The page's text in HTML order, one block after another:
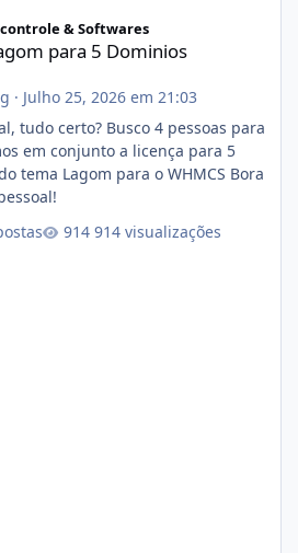
& Softwares
para 5 Dominios
· Julho 25, 2026 em 21:03
tudo certo? Busco 4 pessoas para
em conjunto a licença para 5
tema Lagom para o WHMCS Bora
914 visualizações